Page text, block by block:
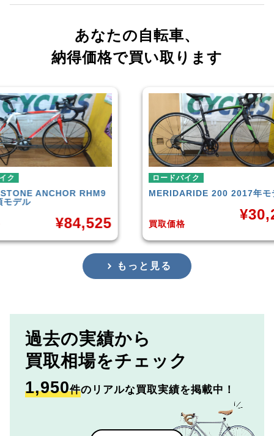
あなたの自転車、
納得価格で買い取ります
MERIDARIDE 200 2017年モデル
買取価格 買取
もっと見る
過去の実績から
買取相場をチェック
1,950件のリアルな買取実績を掲載中！